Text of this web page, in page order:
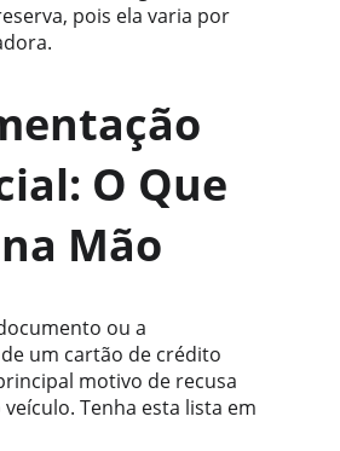
pois ela varia por
O Que
Mão
ou a
um cartão de crédito
motivo de recusa
Tenha esta lista em